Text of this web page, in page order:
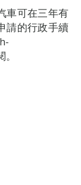
車可在三年有
請的行政手續